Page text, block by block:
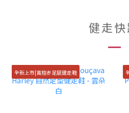
健走快
全新上市|寬楦赤足感健走鞋